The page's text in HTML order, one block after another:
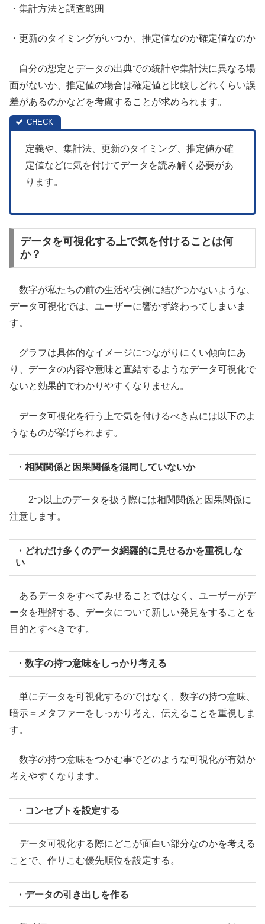
・集計方法と調査範囲
・更新のタイミングがいつか、推定値なのか確定値なのか
自分の想定とデータの出典での統計や集計法に異なる場
面がないか、推定値の場合は確定値と比較しどれくらい誤
差があるのかなどを考慮することが求められます。
定義や、集計法、更新のタイミング、推定値か確
定値などに気を付けてデータを読み解く必要があ
ります。
データを可視化する上で気を付けることは何
か？
数字が私たちの前の生活や実例に結びつかないような、
データ可視化では、ユーザーに響かず終わってしまいま
す。
グラフは具体的なイメージにつながりにくい傾向にあ
り、データの内容や意味と直結するようなデータ可視化で
ないと効果的でわかりやすくなりません。
データ可視化を行う上で気を付けるべき点には以下のよ
うなものが挙げられます。
・相関関係と因果関係を混同していないか
2つ以上のデータを扱う際には相関関係と因果関係に
注意します。
・どれだけ多くのデータ網羅的に見せるかを重視しな
い
あるデータをすべてみせることではなく、ユーザーがデ
ータを理解する、データについて新しい発見をすることを
目的とすべきです。
・数字の持つ意味をしっかり考える
単にデータを可視化するのではなく、数字の持つ意味、
暗示＝メタファーをしっかり考え、伝えることを重視しま
す。
数字の持つ意味をつかむ事でどのような可視化が有効か
考えやすくなります。
・コンセプトを設定する
データ可視化する際にどこが面白い部分なのかを考える
ことで、作りこむ優先順位を設定する。
・データの引き出しを作る